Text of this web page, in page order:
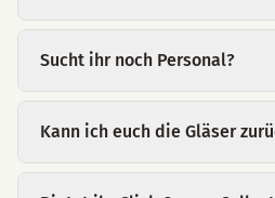
Sucht ihr noch Personal?
Kann ich euch die Gläser